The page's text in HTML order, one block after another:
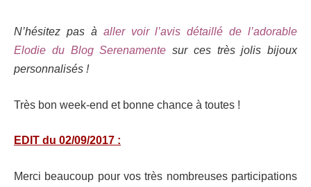
N’hésitez pas à aller voir l’avis détaillé de l’adorable
Elodie du Blog Serenamente sur ces très jolis bijoux
personnalisés !
Très bon week-end et bonne chance à toutes !
EDIT du 02/09/2017 :
Merci beaucoup pour vos très nombreuses participations